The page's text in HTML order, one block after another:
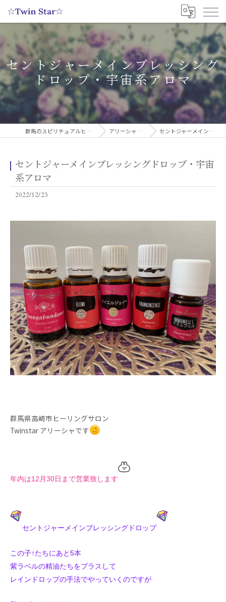
セントジャーメインブレッシング
ドロップ・宇宙系アロマ
群馬のスピリチュアルヒーリングサロンなら実績多数の☆Twin Star☆ アリーシャのスピリチュアルブログ セントジャーメインブレッシングドロップ・宇宙系アロマ
セントジャーメインブレッシングドロップ・宇宙
系アロマ
2022/12/23
群馬県高崎市ヒーリングサロン
Twinstar アリーシャです
年内は12月30日まで営業致します
セントジャーメインブレッシングドロップ
この子↑たちにあと5本
紫ラベルの精油たちをプラスして
レインドロップの手法でやっていくのですが